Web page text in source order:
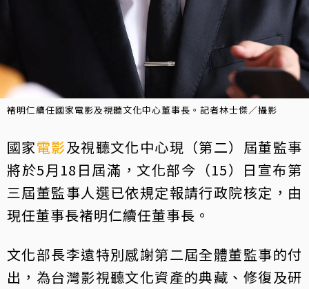
褚明仁續任國家電影及視聽文化中心董事長。記者林士傑／攝影
國家電影及視聽文化中心現（第二）屆董監事
將於5月18日屆滿，文化部今（15）日宣布第
三屆董監事人選已依規定報請行政院核定，由
現任董事長褚明仁續任董事長。
文化部長李遠特別感謝第二屆全體董監事的付
出，為台灣影視聽文化資產的典藏、修復及研